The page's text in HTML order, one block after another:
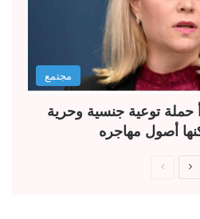
مجتمع
حملة توعية جنسية وحرية
أصول مهاجره